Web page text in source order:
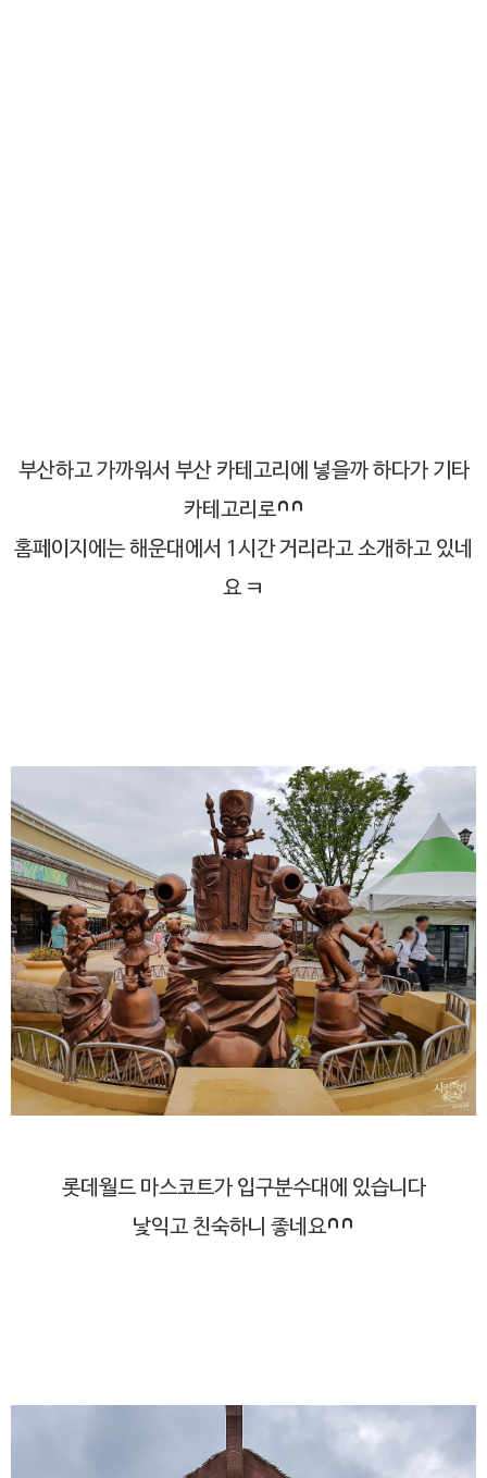
부산하고 가까워서 부산 카테고리에 넣을까 하다가 기타
카테고리로^^
홈페이지에는 해운대에서 1시간 거리라고 소개하고 있네
요 ㅋ
롯데월드 마스코트가 입구분수대에 있습니다
낯익고 친숙하니 좋네요^^